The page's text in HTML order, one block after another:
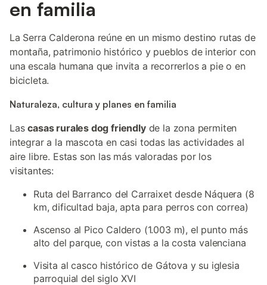
en familia
La Serra Calderona reúne en un mismo destino rutas de
montaña, patrimonio histórico y pueblos de interior con
una escala humana que invita a recorrerlos a pie o en
bicicleta.
Naturaleza, cultura y planes en familia
Lascasas rurales dog friendlyde la zona permiten
integrar a la mascota en casi todas las actividades al
aire libre. Estas son las más valoradas por los
visitantes:
Ruta del Barranco del Carraixet desde Náquera (8
km, dificultad baja, apta para perros con correa)
Ascenso al Pico Caldero (1.003 m), el punto más
alto del parque, con vistas a la costa valenciana
Visita al casco histórico de Gátova y su iglesia
parroquial del siglo XVI